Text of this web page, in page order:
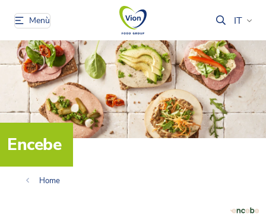
Menù IT
Encebe
Home